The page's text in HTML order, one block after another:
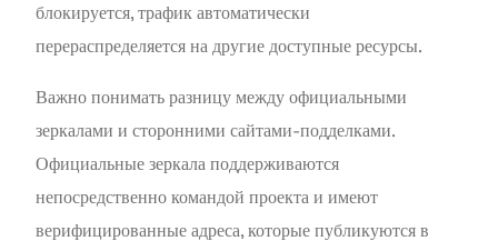
блокируется, трафик автоматически
перераспределяется на другие доступные ресурсы.
Важно понимать разницу между официальными
зеркалами и сторонними сайтами-подделками.
Официальные зеркала поддерживаются
непосредственно командой проекта и имеют
верифицированные адреса, которые публикуются в